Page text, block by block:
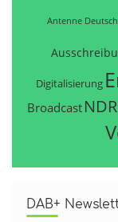
Antenne
Digitalisierung
Broadcast NDR
DAB+